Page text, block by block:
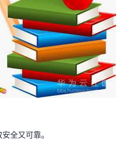
全又可靠。